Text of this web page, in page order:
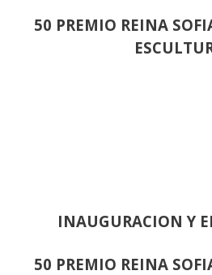
50 PREMIO REINA
INAUGURACION Y
50 PREMIO REINA